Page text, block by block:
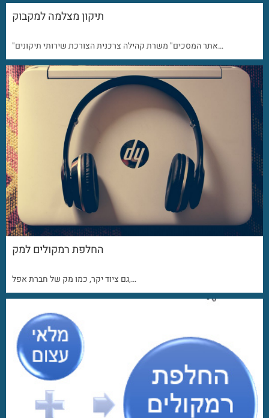
תיקון מצלמה למקבוק
"אתר המסכים" משרת קהילה צרכנית הצורכת שירותי תיקונים…
החלפת רמקולים למק
גם ציוד יקר, כמו מק של חברת אפל,…